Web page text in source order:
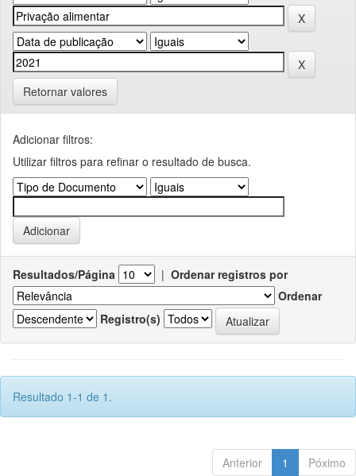
Retornar valores
Adicionar filtros:
Utilizar filtros para refinar o resultado de busca.
Resultados/Página | Ordenar registros por
Ordenar
Registro(s)
Resultado 1-1 de 1.
Anterior 1 Póximo